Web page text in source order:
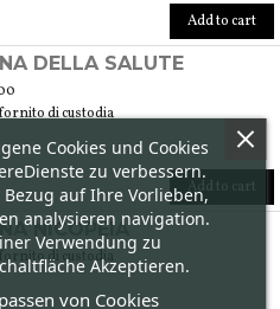
Add to cart
DELLA SALUTE
di custodia
Add to cart
NICOPEIA
di custodia
Cookies und Cookies
zu verbessern.
auf Ihre Vorlieben,
analysieren navigation.
Verwendung zu
Akzeptieren.
von Cookies